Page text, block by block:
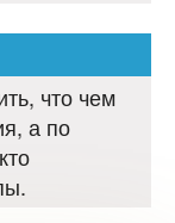
что чем
а по